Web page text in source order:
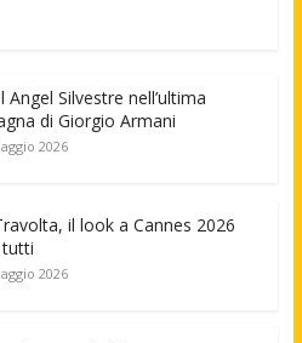
Angel Silvestre nell’ultima
di Giorgio Armani
2026
il look a Cannes 2026
2026